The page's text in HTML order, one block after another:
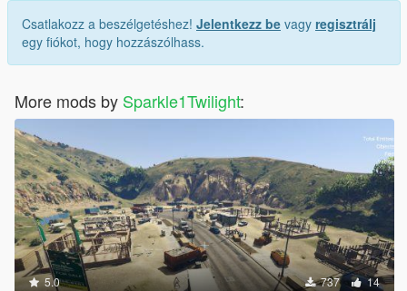
Csatlakozz a beszélgetéshez! Jelentkezz be vagy regisztrálj
egy fiókot, hogy hozzászólhass.
More mods by Sparkle1Twilight:
5.0 737 14